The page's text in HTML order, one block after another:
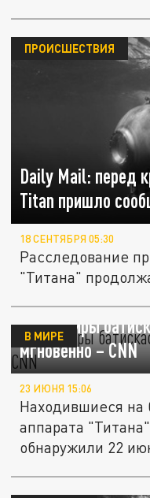
Daily Mail: перед
Titan пришло
ПРОИСШЕСТВИЯ
18 СЕНТЯБРЯ 05:30
Расследование
"Титана"
Пассажиры
мгновенно – CNN
В МИРЕ
23 ИЮНЯ 15:06
Находившиеся на
аппарата
обнаружили 22